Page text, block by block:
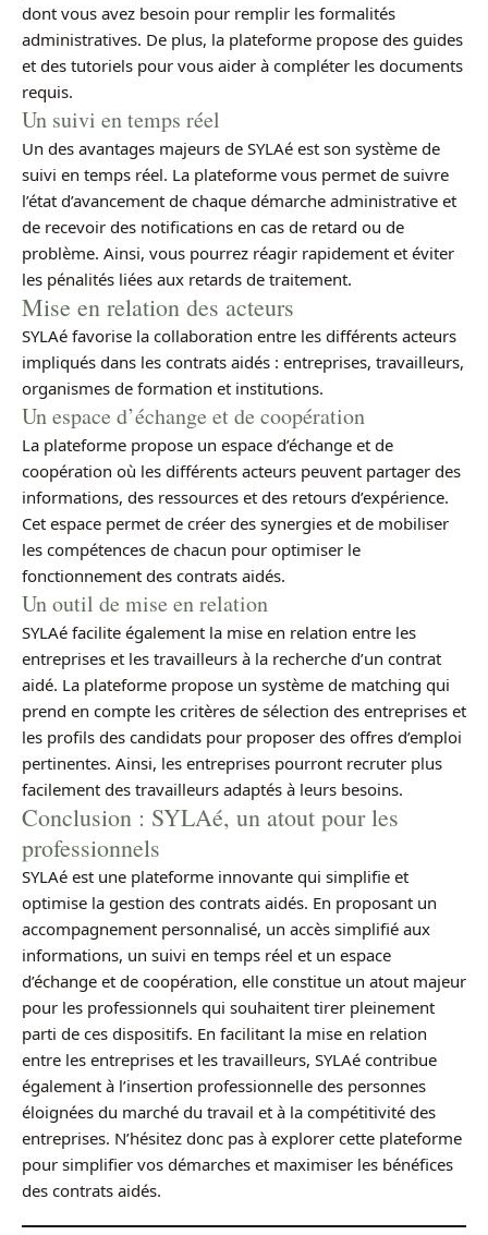
dont vous avez besoin pour remplir les formalités
administratives. De plus, la plateforme propose des guides
et des tutoriels pour vous aider à compléter les documents
requis.
Un suivi en temps réel
Un des avantages majeurs de SYLAé est son système de
suivi en temps réel. La plateforme vous permet de suivre
l’état d’avancement de chaque démarche administrative et
de recevoir des notifications en cas de retard ou de
problème. Ainsi, vous pourrez réagir rapidement et éviter
les pénalités liées aux retards de traitement.
Mise en relation des acteurs
SYLAé favorise la collaboration entre les différents acteurs
impliqués dans les contrats aidés : entreprises, travailleurs,
organismes de formation et institutions.
Un espace d’échange et de coopération
La plateforme propose un espace d’échange et de
coopération où les différents acteurs peuvent partager des
informations, des ressources et des retours d’expérience.
Cet espace permet de créer des synergies et de mobiliser
les compétences de chacun pour optimiser le
fonctionnement des contrats aidés.
Un outil de mise en relation
SYLAé facilite également la mise en relation entre les
entreprises et les travailleurs à la recherche d’un contrat
aidé. La plateforme propose un système de matching qui
prend en compte les critères de sélection des entreprises et
les profils des candidats pour proposer des offres d’emploi
pertinentes. Ainsi, les entreprises pourront recruter plus
facilement des travailleurs adaptés à leurs besoins.
Conclusion : SYLAé, un atout pour les
professionnels
SYLAé est une plateforme innovante qui simplifie et
optimise la gestion des contrats aidés. En proposant un
accompagnement personnalisé, un accès simplifié aux
informations, un suivi en temps réel et un espace
d’échange et de coopération, elle constitue un atout majeur
pour les professionnels qui souhaitent tirer pleinement
parti de ces dispositifs. En facilitant la mise en relation
entre les entreprises et les travailleurs, SYLAé contribue
également à l’insertion professionnelle des personnes
éloignées du marché du travail et à la compétitivité des
entreprises. N’hésitez donc pas à explorer cette plateforme
pour simplifier vos démarches et maximiser les bénéfices
des contrats aidés.